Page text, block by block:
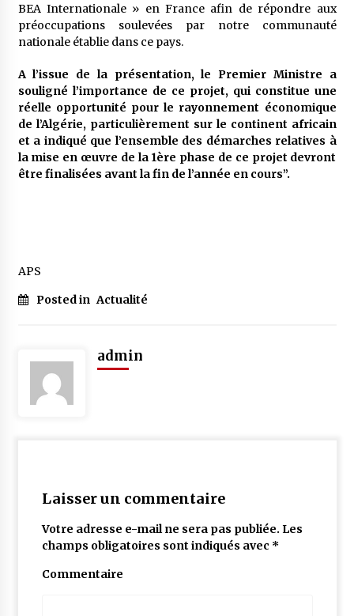
BEA Internationale » en France afin de répondre aux
préoccupations soulevées par notre communauté
nationale établie dans ce pays.
A l’issue de la présentation, le Premier Ministre a
souligné l’importance de ce projet, qui constitue une
réelle opportunité pour le rayonnement économique
de l’Algérie, particulièrement sur le continent africain
et a indiqué que l’ensemble des démarches relatives à
la mise en œuvre de la 1ère phase de ce projet devront
être finalisées avant la fin de l’année en cours”.
APS
Posted in Actualité
admin
Laisser un commentaire
Votre adresse e-mail ne sera pas publiée. Les
champs obligatoires sont indiqués avec *
Commentaire